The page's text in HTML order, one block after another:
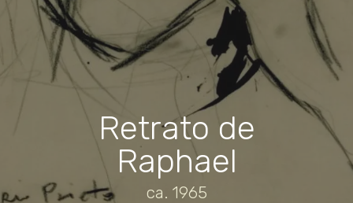
Retrato de
Raphael
ca. 1965